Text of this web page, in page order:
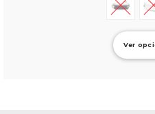
Ver